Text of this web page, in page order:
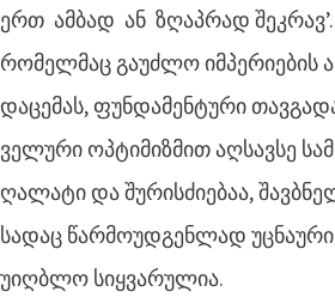
ერთ ამბად ან ზღაპრად
რომელმაც გაუძლო იმპერიების
დაცემას, ფუნდამენტური
ველური ოპტიმიზმით აღსავსე
ღალატი და შურისძიებაა,
სადაც წარმოუდგენლად უცნაური
უიღბლო სიყვარულია.